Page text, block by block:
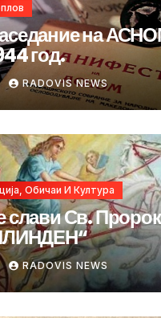
на
год.
RADOVIS NEWS
Обичаи И Култура
слави Св. Пророк
RADOVIS NEWS